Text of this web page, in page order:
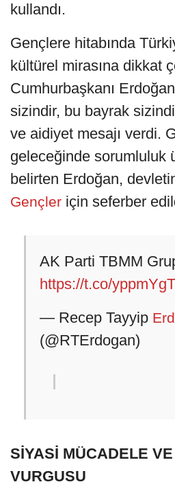
kullandı.
Gençlere hitabında
kültürel mirasına dikkat
Cumhurbaşkanı
sizindir, bu bayrak
ve aidiyet mesajı verdi.
geleceğinde sorumluluk
belirten Erdoğan,
Gençler için seferber
AK Parti TBMM
https://t.co/
— Recep Tayyip
(@RTErdogan)
SİYASİ MÜCADELE
VURGUSU